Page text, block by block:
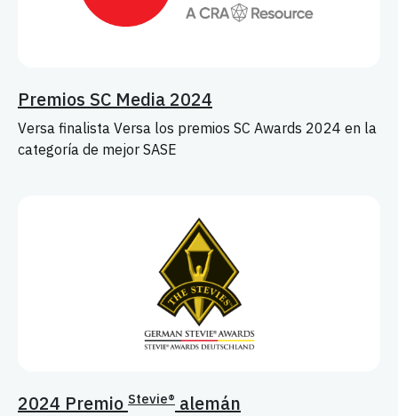
Premios SC Media 2024
Versa finalista Versa los premios SC Awards 2024 en la
categoría de mejor SASE
2024 Premio Stevie® alemán